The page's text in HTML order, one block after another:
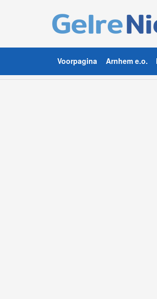
Voorpagina Arnhem e.o.